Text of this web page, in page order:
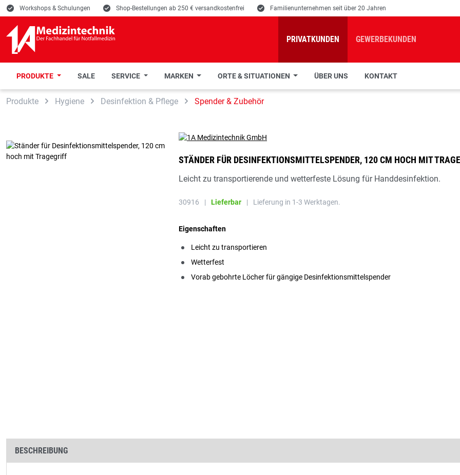
Zur Suche springen
Zur Hauptnavigation springen
E Workshops & Schulungen E Shop-Bestellungen ab 250 € versandkostenfrei E Familienunternehmen seit über 20 Jahren
PRIVATKUNDEN GEWERBEKUNDEN
PRODUKTE SALE SERVICE MARKEN ORTE & SITUATIONEN ÜBER UNS KONTAKT
Produkte Hygiene Desinfektion & Pflege Spender & Zubehör
STÄNDER FÜR DESINFEKTIONSMITTELSPENDER, 120 CM HOCH MIT
Leicht zu transportierende und wetterfeste Lösung für Handdesinfektion.
30916 | Lieferbar | Lieferung in 1-3 Werktagen.
Eigenschaften
Leicht zu transportieren
Wetterfest
Vorab gebohrte Löcher für gängige Desinfektionsmittelspender
BESCHREIBUNG